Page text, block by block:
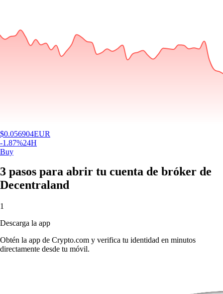
$0.056904EUR
-1.87%24H
Buy
3 pasos para abrir tu cuenta de bróker de
Decentraland
1
Descarga la app
Obtén la app de Crypto.com y verifica tu identidad en minutos
directamente desde tu móvil.